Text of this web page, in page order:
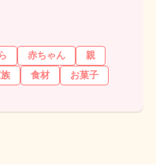
赤ちゃん
親
食材
お菓子